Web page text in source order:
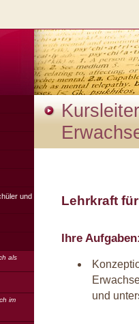
und
als
im
Lehrkraft
Ihre
und